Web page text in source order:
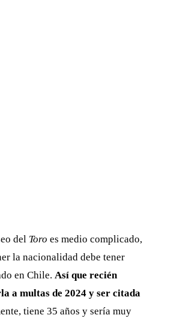
del Toro es medio complicado,
la nacionalidad debe tener
en Chile. Así que recién
a multas de 2024 y ser citada
tiene 35 años y sería muy